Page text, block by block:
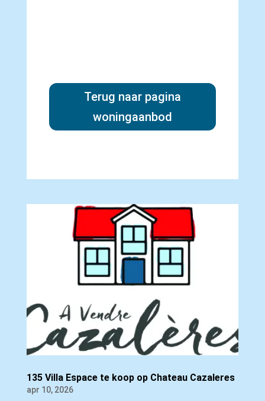
Terug naar pagina
woningaanbod
135 Villa Espace te koop op Chateau Cazaleres
apr 10, 2026